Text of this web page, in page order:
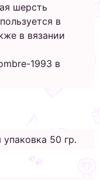
шерсть
в
в вязании
1993 в
50 гр.